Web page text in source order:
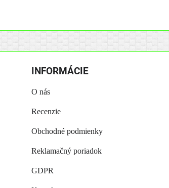
INFORMÁCIE
O nás
Recenzie
Obchodné podmienky
Reklamačný poriadok
GDPR